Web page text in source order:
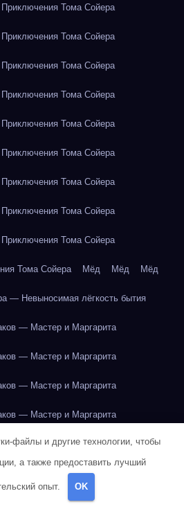
Тома Сойера
Тома Сойера
Тома Сойера
Тома Сойера
Тома Сойера
Тома Сойера
Тома Сойера
Тома Сойера
Тома Сойера
Тома Сойера Мёд Мёд Мёд
— Невыносимая лёгкость бытия
— Мастер и Маргарита
— Мастер и Маргарита
— Мастер и Маргарита
— Мастер и Маргарита
— Мастер и Маргарита
— Мастер и Маргарита
— Мастер и Маргарита
файлы и другие технологии, чтобы
а также предоставить лучший
опыт. OK